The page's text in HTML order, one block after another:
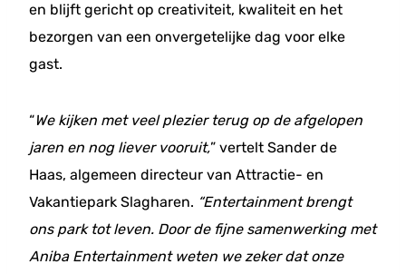
en blijft gericht op creativiteit, kwaliteit en het
bezorgen van een onvergetelijke dag voor elke
gast.
“We kijken met veel plezier terug op de afgelopen
jaren en nog liever vooruit,” vertelt Sander de
Haas, algemeen directeur van Attractie- en
Vakantiepark Slagharen. “Entertainment brengt
ons park tot leven. Door de fijne samenwerking met
Aniba Entertainment weten we zeker dat onze